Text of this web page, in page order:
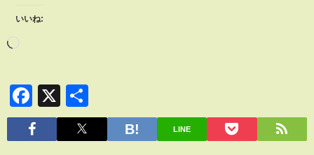
いいね:
Facebook
X
有
LINE